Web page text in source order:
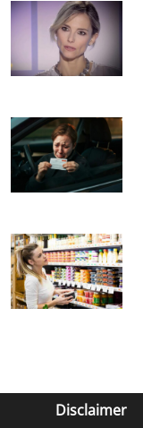
Disclaimer